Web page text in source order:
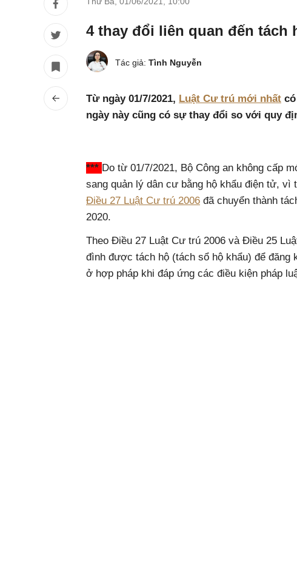
4 thay đổi liên quan đến tách
Tác giả: Tình Nguyễn
Từ ngày 01/7/2021, Luật Cư trú mới nhất
ngày này cũng có sự thay đổi so với quy
*** Do từ 01/7/2021, Bộ Công an không cấp
sang quản lý dân cư bằng hộ khẩu điện tử, vì
Điều 27 Luật Cư trú 2006 đã chuyển thành
2020.
Theo Điều 27 Luật Cư trú 2006 và Điều 25
đình được tách hộ (tách sổ hộ khẩu) để đăng
ở hợp pháp khi đáp ứng các điều kiện pháp